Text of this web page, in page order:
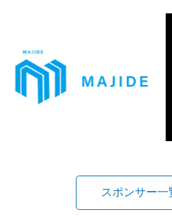
スポンサー一